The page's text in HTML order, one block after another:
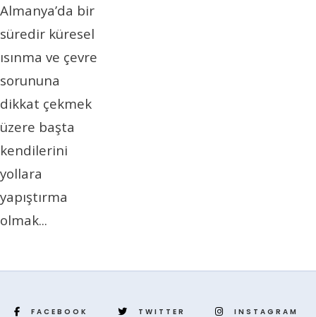
Almanya’da bir
süredir küresel
ısınma ve çevre
sorununa
dikkat çekmek
üzere başta
kendilerini
yollara
yapıştırma
olmak...
FACEBOOK TWITTER INSTAGRAM